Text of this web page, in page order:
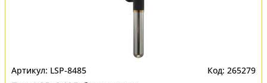
LSP-8485 265279